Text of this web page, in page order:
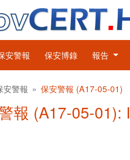
安警報 保安博錄 報告
安警報 保安警報 (A17-05-01)
報 (A17-05-01):